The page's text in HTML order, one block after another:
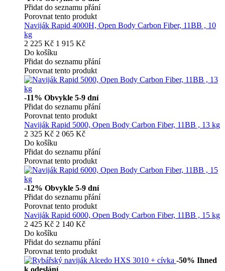
Přidat do seznamu přání
Porovnat tento produkt
Naviják Rapid 4000H, Open Body Carbon Fiber, 11BB , 10
kg
2 225 Kč 1 915 Kč
Do košíku
Přidat do seznamu přání
Porovnat tento produkt
-11% Obvykle 5-9 dní
Přidat do seznamu přání
Porovnat tento produkt
Naviják Rapid 5000, Open Body Carbon Fiber, 11BB , 13 kg
2 325 Kč 2 065 Kč
Do košíku
Přidat do seznamu přání
Porovnat tento produkt
-12% Obvykle 5-9 dní
Přidat do seznamu přání
Porovnat tento produkt
Naviják Rapid 6000, Open Body Carbon Fiber, 11BB , 15 kg
2 425 Kč 2 140 Kč
Do košíku
Přidat do seznamu přání
Porovnat tento produkt
-50% Ihned
k odeslání